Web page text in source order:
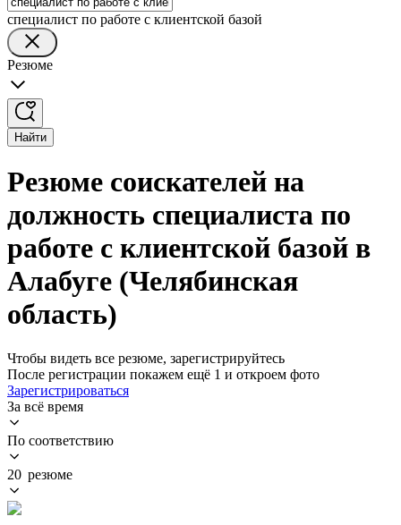
специалист по работе с клиентской базой
Резюме
Найти
Резюме соискателей на
должность специалиста по
работе с клиентской базой в
Алабуге (Челябинская
область)
Чтобы видеть все резюме, зарегистрируйтесь
После регистрации покажем ещё 1 и откроем фото
Зарегистрироваться
За всё время
По соответствию
20 резюме